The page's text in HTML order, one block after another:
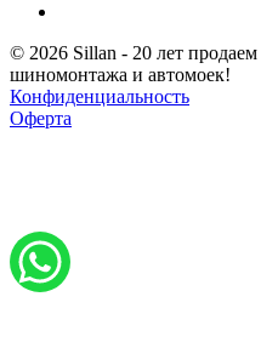
© 2026 Sillan - 20 лет
шиномонтажа и автомоек!
Конфиденциальность
Оферта